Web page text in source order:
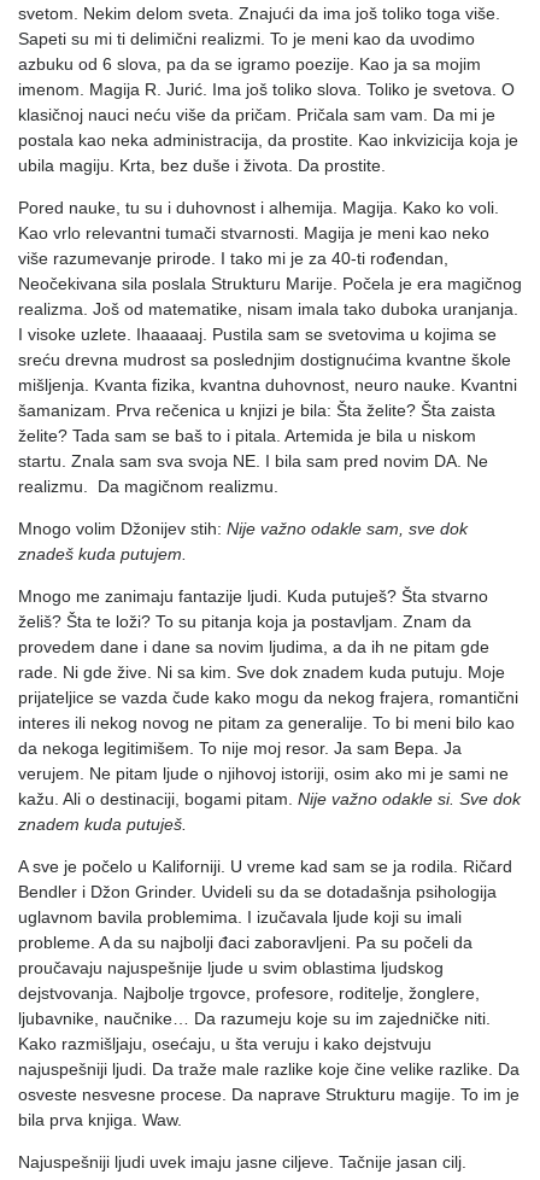
svetom. Nekim delom sveta. Znajući da ima još toliko toga više.
Sapeti su mi ti delimični realizmi. To je meni kao da uvodimo
azbuku od 6 slova, pa da se igramo poezije. Kao ja sa mojim
imenom. Magija R. Jurić. Ima još toliko slova. Toliko je svetova. O
klasičnoj nauci neću više da pričam. Pričala sam vam. Da mi je
postala kao neka administracija, da prostite. Kao inkvizicija koja je
ubila magiju. Krta, bez duše i života. Da prostite.
Pored nauke, tu su i duhovnost i alhemija. Magija. Kako ko voli.
Kao vrlo relevantni tumači stvarnosti. Magija je meni kao neko
više razumevanje prirode. I tako mi je za 40-ti rođendan,
Neočekivana sila poslala Strukturu Marije. Počela je era magičnog
realizma. Još od matematike, nisam imala tako duboka uranjanja.
I visoke uzlete. Ihaaaaaj. Pustila sam se svetovima u kojima se
sreću drevna mudrost sa poslednjim dostignućima kvantne škole
mišljenja. Kvanta fizika, kvantna duhovnost, neuro nauke. Kvantni
šamanizam. Prva rečenica u knjizi je bila: Šta želite? Šta zaista
želite? Tada sam se baš to i pitala. Artemida je bila u niskom
startu. Znala sam sva svoja NE. I bila sam pred novim DA. Ne
realizmu. Da magičnom realizmu.
Mnogo volim Džonijev stih: Nije važno odakle sam, sve dok
znadeš kuda putujem.
Mnogo me zanimaju fantazije ljudi. Kuda putuješ? Šta stvarno
želiš? Šta te loži? To su pitanja koja ja postavljam. Znam da
provedem dane i dane sa novim ljudima, a da ih ne pitam gde
rade. Ni gde žive. Ni sa kim. Sve dok znadem kuda putuju. Moje
prijateljice se vazda čude kako mogu da nekog frajera, romantični
interes ili nekog novog ne pitam za generalije. To bi meni bilo kao
da nekoga legitimišem. To nije moj resor. Ja sam Bepa. Ja
verujem. Ne pitam ljude o njihovoj istoriji, osim ako mi je sami ne
kažu. Ali o destinaciji, bogami pitam. Nije važno odakle si. Sve dok
znadem kuda putuješ.
A sve je počelo u Kaliforniji. U vreme kad sam se ja rodila. Ričard
Bendler i Džon Grinder. Uvideli su da se dotadašnja psihologija
uglavnom bavila problemima. I izučavala ljude koji su imali
probleme. A da su najbolji đaci zaboravljeni. Pa su počeli da
proučavaju najuspešnije ljude u svim oblastima ljudskog
dejstvovanja. Najbolje trgovce, profesore, roditelje, žonglere,
ljubavnike, naučnike… Da razumeju koje su im zajedničke niti.
Kako razmišljaju, osećaju, u šta veruju i kako dejstvuju
najuspešniji ljudi. Da traže male razlike koje čine velike razlike. Da
osveste nesvesne procese. Da naprave Strukturu magije. To im je
bila prva knjiga. Waw.
Najuspešniji ljudi uvek imaju jasne ciljeve. Tačnije jasan cilj.